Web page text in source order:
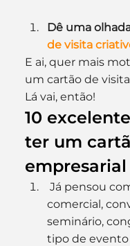
Dê uma
de visita
E ai, quer mais
um cartão de
Lá vai, então!
10
ter um
empresarial
comercial,
seminário,
tipo de